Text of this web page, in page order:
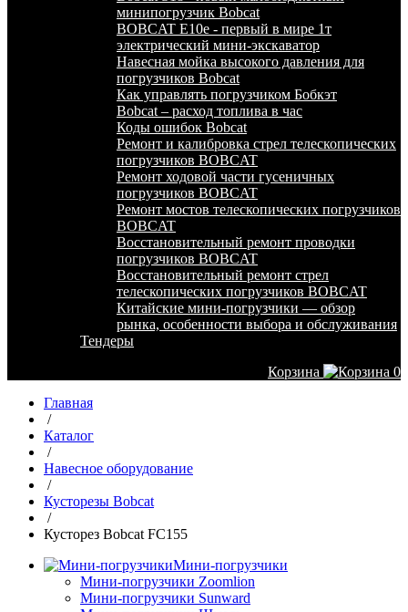
минипогрузчик Bobcat
BOBCAT E10e - первый в мире 1т
электрический мини-экскаватор
Навесная мойка высокого давления для
погрузчиков Bobcat
Как управлять погрузчиком Бобкэт
Bobcat – расход топлива в час
Коды ошибок Bobcat
Ремонт и калибровка стрел телескопических
погрузчиков BOBCAT
Ремонт ходовой части гусеничных
погрузчиков BOBCAT
Ремонт мостов телескопических погрузчиков
BOBCAT
Восстановительный ремонт проводки
погрузчиков BOBCAT
Восстановительный ремонт стрел
телескопических погрузчиков BOBCAT
Китайские мини-погрузчики — обзор
рынка, особенности выбора и обслуживания
Тендеры
Корзина
0
Главная
/
Каталог
/
Навесное оборудование
/
Кусторезы Bobcat
/
Кусторез Bobcat FC155
Мини-погрузчики
Мини-погрузчики Zoomlion
Мини-погрузчики Sunward